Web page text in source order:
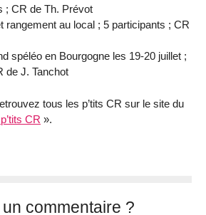
; CR de Th. Prévot
rangement au local ; 5 participants ; CR
spéléo en Bourgogne les 19-20 juillet ;
de J. Tanchot
tous les p’tits CR sur le site du
CR ».
commentaire ?